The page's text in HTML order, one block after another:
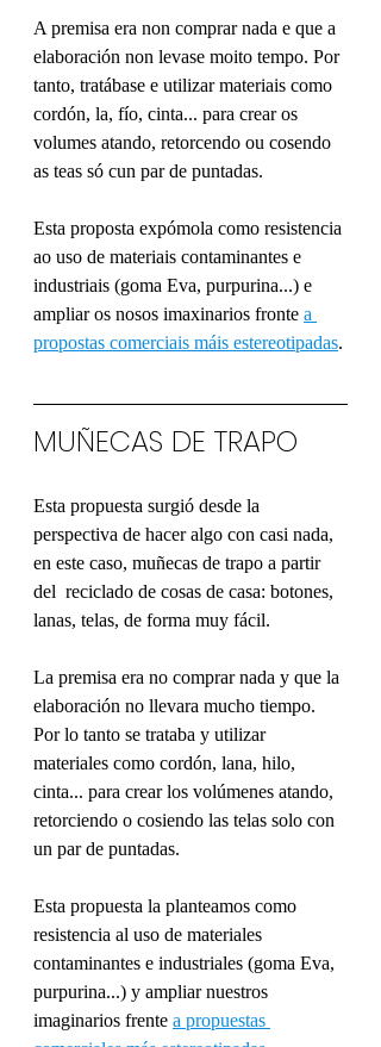
A premisa era non comprar nada e que a
elaboración non levase moito tempo. Por
tanto, tratábase e utilizar materiais como
cordón, la, fío, cinta... para crear os
volumes atando, retorcendo ou cosendo
as teas só cun par de puntadas.
Esta proposta expómola como resistencia
ao uso de materiais contaminantes e
industriais (goma Eva, purpurina...) e
ampliar os nosos imaxinarios fronte a
propostas comerciais máis estereotipadas.
MUÑECAS DE TRAPO
Esta propuesta surgió desde la
perspectiva de hacer algo con casi nada,
en este caso, muñecas de trapo a partir
del  reciclado de cosas de casa: botones,
lanas, telas, de forma muy fácil.
La premisa era no comprar nada y que la
elaboración no llevara mucho tiempo.
Por lo tanto se trataba y utilizar
materiales como cordón, lana, hilo,
cinta... para crear los volúmenes atando,
retorciendo o cosiendo las telas solo con
un par de puntadas.
Esta propuesta la planteamos como
resistencia al uso de materiales
contaminantes e industriales (goma Eva,
purpurina...) y ampliar nuestros
imaginarios frente a propuestas